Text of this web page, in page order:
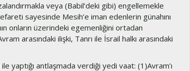
veya (Babil’deki gibi) engellemekle
sayesinde Mesih’e iman edenlerin günahını
onların üzerindeki egemenliğini ortadan
arasındaki ilişki, Tanrı ile İsrail halkı arasındaki
ile yaptığı antlaşmada verdiği yedi vaat: (1)Avram’ı